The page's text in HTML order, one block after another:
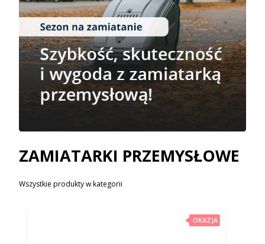
ZAMIATARKI PRZEMYSŁOWE
Wszystkie produkty w kategorii
OKAZJA